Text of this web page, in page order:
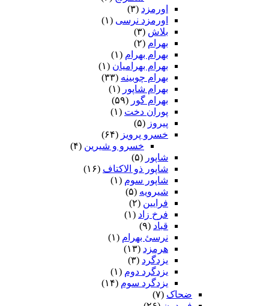
اورمزد (۳)
اورمزد نرسى‏ (۱)
بلاش (۳)
بهرام (۲)
بهرام بهرام (۱)
بهرام بهرامیان‏ (۱)
بهرام چوبینه (۳۳)
بهرام شاپور (۱)
بهرام گور (۵۹)
پوران دخت (۱)
پیروز (۵)
خسرو پرویز (۶۴)
خسرو و شیرین (۴)
شاپور (۵)
شاپور ذو الاکتاف (۱۶)
شاپور سوم‏ (۱)
شیرویه (۵)
فرایین (۲)
فرخ زاد (۱)
قباد (۹)
نرسئ بهرام‏ (۱)
هرمزد (۱۳)
یزدگرد (۳)
یزدگرد دوم (۱)
یزدگرد سوم (۱۴)
ضحاک (۷)